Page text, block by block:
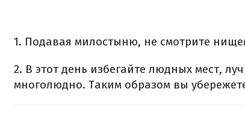
1. Подавая милостыню, не смотрите
2. В этот день избегайте людных мест,
многолюдно. Таким образом вы